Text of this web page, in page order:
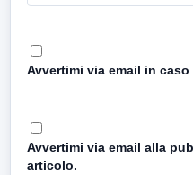
Avvertimi via email in
Avvertimi via email alla
articolo.